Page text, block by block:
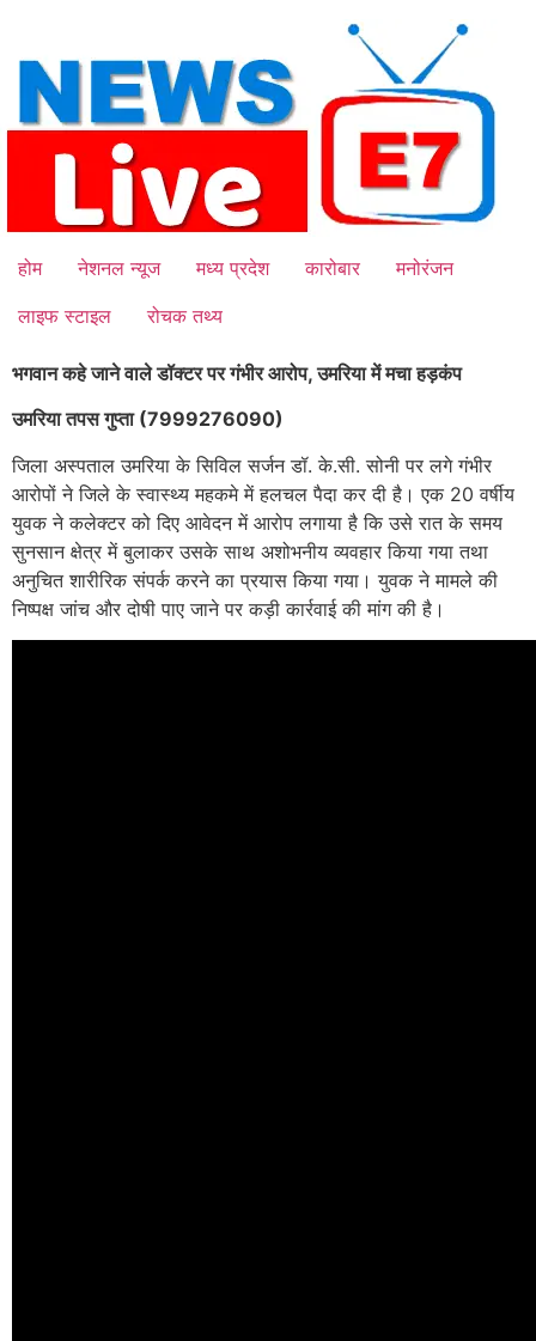
content
होम नेशनल न्यूज मध्य प्रदेश कारोबार
मनोरंजन
लाइफ स्टाइल
रोचक तथ्य
भगवान कहे जाने वाले डॉक्टर पर गंभीर आरोप, उमरिया में मचा हड़कंप
उमरिया तपस गुप्ता (7999276090)
जिला अस्पताल उमरिया के सिविल सर्जन डॉ. के.सी. सोनी पर लगे गंभीर
आरोपों ने जिले के स्वास्थ्य महकमे में हलचल पैदा कर दी है। एक 20 वर्षीय
युवक ने कलेक्टर को दिए आवेदन में आरोप लगाया है कि उसे रात के समय
सुनसान क्षेत्र में बुलाकर उसके साथ अशोभनीय व्यवहार किया गया तथा
अनुचित शारीरिक संपर्क करने का प्रयास किया गया। युवक ने मामले की
निष्पक्ष जांच और दोषी पाए जाने पर कड़ी कार्रवाई की मांग की है।